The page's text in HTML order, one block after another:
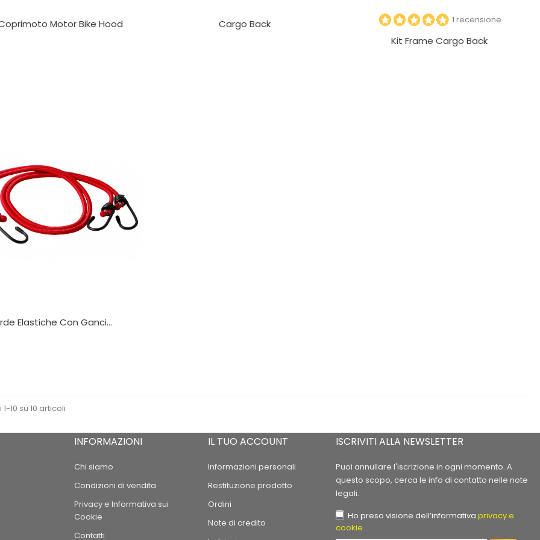
Motor Bike Hood Cargo Back 1 recensione
Kit Frame Cargo Back
Elastiche Con Ganci...
10 su 10 articoli
INFORMAZIONI
Chi siamo
Condizioni di vendita
Privacy e Informativa sui
Cookie
Contatti
IL TUO ACCOUNT
Informazioni personali
Restituzione prodotto
Ordini
Note di credito
ISCRIVITI ALLA NEWSLETTER
Puoi annullare l'iscrizione in ogni momento. A
questo scopo, cerca le info di contatto nelle note
legali.
Ho preso visione dell’informativaprivacy e
cookie